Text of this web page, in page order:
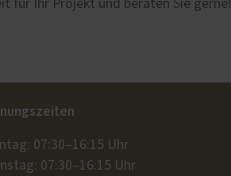
für Ihr Projekt und beraten Sie gerne!
07:30–16:15 Uhr
07:30–16:15 Uhr